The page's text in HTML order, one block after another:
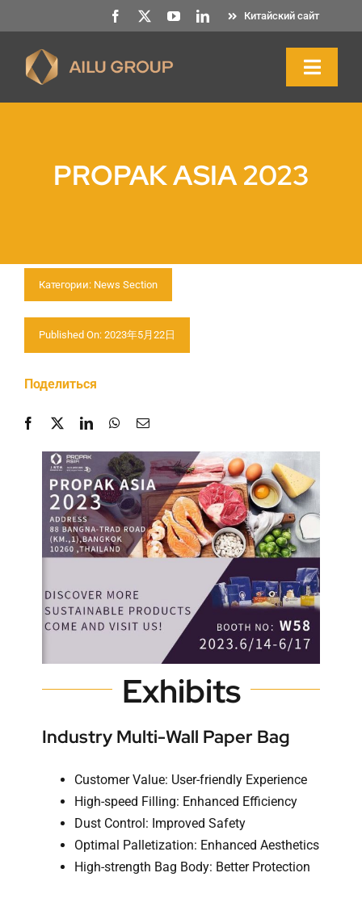
к
содержанию
Китайский сайт
Устойчивость
Ресурсы
Свяжитесь с нами
PROPAK ASIA 2023
Категории: News Section
Published On: 2023年5月22日
Поделиться
Exhibits
Industry Multi-Wall Paper Bag
Customer Value: User-friendly Experience
High-speed Filling: Enhanced Efficiency
Dust Control: Improved Safety
Optimal Palletization: Enhanced Aesthetics
High-strength Bag Body: Better Protection